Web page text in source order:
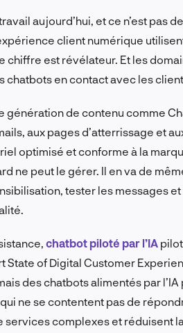
aujourd’hui, et ce n’est pas
client numérique
chiffre est révélateur. Et les
chatbots en contact avec les
génération de contenu comme
aux pages d’atterrissage et
optimisé et conforme à la
ne peut le gérer. Il en va de
tester les messages
chatbot piloté par l’IA
State of Digital Customer
des chatbots alimentés par
ne se contentent pas de
services complexes et réduisent